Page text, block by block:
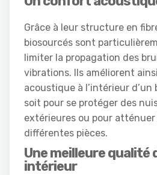
Grâce à leur structure en
biosourcés sont
limiter la propagation des
vibrations. Ils améliorent
acoustique à l’intérieur
soit pour se protéger des
extérieures ou pour
différentes pièces.
Une meilleure qualité
intérieur